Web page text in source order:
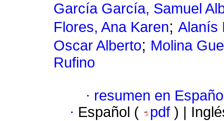
García García, Samuel
Flores, Ana Karen; Alanís
Oscar Alberto; Molina
Rufino
· resumen en
· Español ( pdf ) |